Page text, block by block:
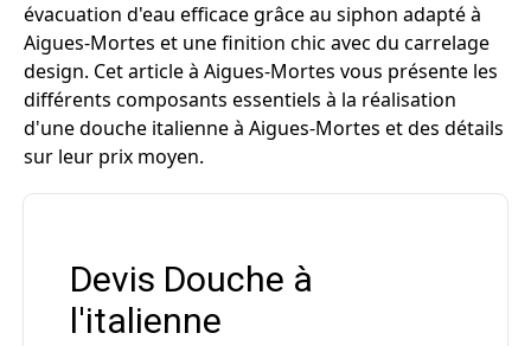
évacuation d'eau efficace grâce au siphon adapté à
Aigues-Mortes et une finition chic avec du carrelage
design. Cet article à Aigues-Mortes vous présente les
différents composants essentiels à la réalisation
d'une douche italienne à Aigues-Mortes et des détails
sur leur prix moyen.
Devis Douche à
l'italienne